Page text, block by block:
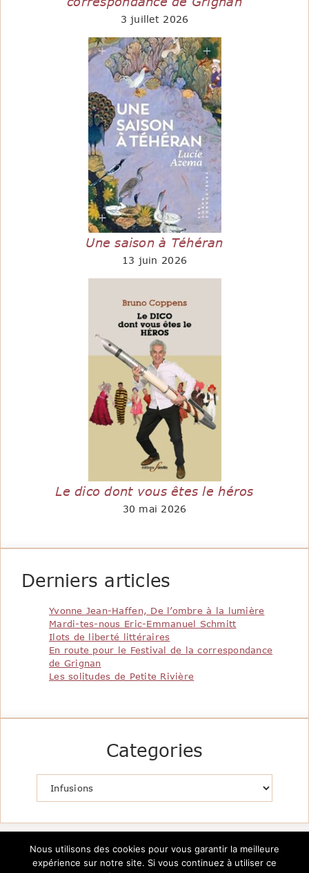
3 juillet 2026
Une saison à Téhéran
13 juin 2026
Le dico dont vous êtes le héros
30 mai 2026
Derniers articles
Yvonne Jean-Haffen, De l’ombre à la lumière
Mardi-tes-nous Eric-Emmanuel Schmitt
Ilots de liberté littéraires
En route pour le Festival de la correspondance
de Grignan
Les solitudes de Petite Rivière
Categories
Nous utilisons des cookies pour vous garantir la meilleure
expérience sur notre site. Si vous continuez à utiliser ce